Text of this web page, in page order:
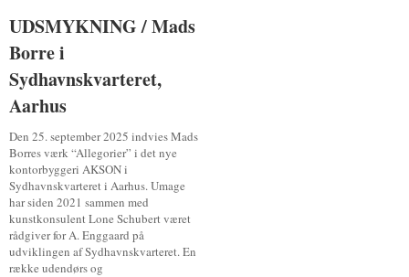
UDSMYKNING / Mads
Borre i
Sydhavnskvarteret,
Aarhus
Den 25. september 2025 indvies Mads
Borres værk “Allegorier” i det nye
kontorbyggeri AKSON i
Sydhavnskvarteret i Aarhus. Umage
har siden 2021 sammen med
kunstkonsulent Lone Schubert været
rådgiver for A. Enggaard på
udviklingen af Sydhavnskvarteret. En
række udendørs og
UDSMYKNING / Mads
Borre i
Sydhavnskvarteret,
Aarhus